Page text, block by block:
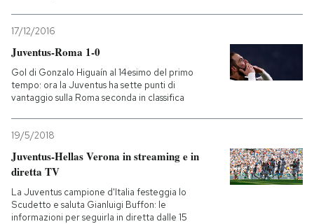
17/12/2016
Juventus-Roma 1-0
Gol di Gonzalo Higuaín al 14esimo del primo
tempo: ora la Juventus ha sette punti di
vantaggio sulla Roma seconda in classifica
19/5/2018
Juventus-Hellas Verona in streaming e in
diretta TV
La Juventus campione d'Italia festeggia lo
Scudetto e saluta Gianluigi Buffon: le
informazioni per seguirla in diretta dalle 15